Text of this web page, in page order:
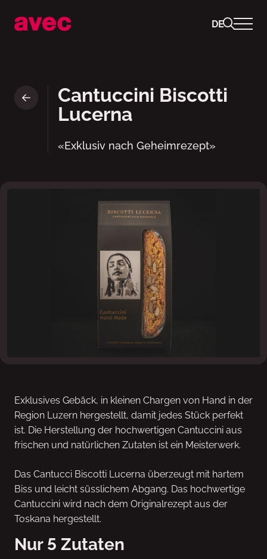
DE
Cantuccini Biscotti
Lucerna
«Exklusiv nach Geheimrezept»
Exklusives Gebäck, in kleinen Chargen von Hand in der
Region Luzern hergestellt, damit jedes Stück perfekt
ist. Die Herstellung der hochwertigen Cantuccini aus
frischen und natürlichen Zutaten ist ein Meisterwerk.
Das Cantucci Biscotti Lucerna überzeugt mit hartem
Biss und leicht süsslichem Abgang. Das hochwertige
Cantuccini wird nach dem Originalrezept aus der
Toskana hergestellt.
Nur 5 Zutaten